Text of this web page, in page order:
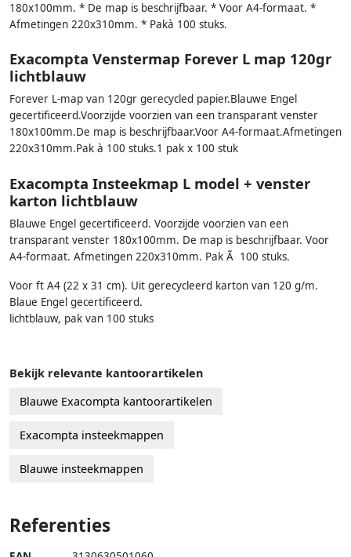
180x100mm. * De map is beschrijfbaar. * Voor A4-formaat. *
Afmetingen 220x310mm. * Pakà 100 stuks.
Exacompta Venstermap Forever L map 120gr
lichtblauw
Forever L-map van 120gr gerecycled papier.Blauwe Engel
gecertificeerd.Voorzijde voorzien van een transparant venster
180x100mm.De map is beschrijfbaar.Voor A4-formaat.Afmetingen
220x310mm.Pak à 100 stuks.1 pak x 100 stuk
Exacompta Insteekmap L model + venster
karton lichtblauw
Blauwe Engel gecertificeerd. Voorzijde voorzien van een
transparant venster 180x100mm. De map is beschrijfbaar. Voor
A4-formaat. Afmetingen 220x310mm. Pak Ã 100 stuks.
Voor ft A4 (22 x 31 cm). Uit gerecycleerd karton van 120 g/m.
Blaue Engel gecertificeerd.
lichtblauw, pak van 100 stuks
Bekijk relevante kantoorartikelen
Blauwe Exacompta kantoorartikelen
Exacompta insteekmappen
Blauwe insteekmappen
Referenties